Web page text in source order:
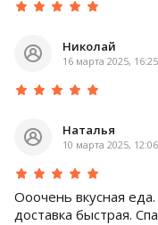
Николай
16 марта 2025, 16:25
Наталья
10 марта 2025, 12:06
Ооочень вкусная
доставка быстрая.